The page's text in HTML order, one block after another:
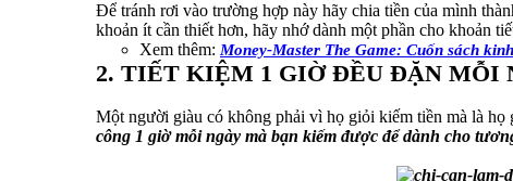
Để tránh rơi vào trường hợp này hãy chia tiền của mình
khoản ít cần thiết hơn, hãy nhớ dành một phần cho khoản
Xem thêm: Money-Master The Game: Cuốn sách
2. TIẾT KIỆM 1 GIỜ ĐỀU ĐẶN MỖI
Một người giàu có không phải vì họ giỏi kiếm tiền mà là
công 1 giờ mỗi ngày mà bạn kiếm được để dành cho